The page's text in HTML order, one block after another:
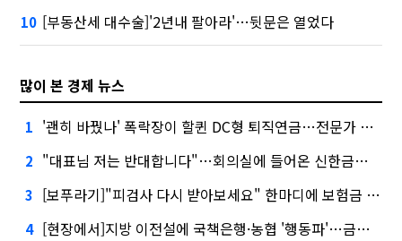
10 [부동산세 대수술]'2년내 팔아라'…뒷문은 열었다
많이 본 경제 뉴스
1 '괜히 바꿨나' 폭락장이 할퀸 DC형 퇴직연금…전문가 조언은
2 "대표님 저는 반대합니다"…회의실에 들어온 신한금융 AI
3 [보푸라기]"피검사 다시 받아보세요" 한마디에 보험금 못 받을 뻔?
4 [현장에서]지방 이전설에 국책은행·농협 '행동파'…금감원 '신중모드'